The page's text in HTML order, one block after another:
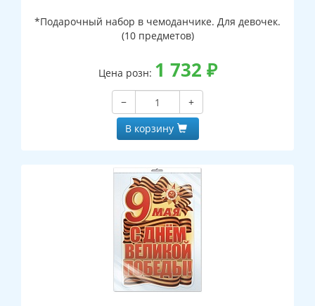
*Подарочный набор в чемоданчике. Для девочек.
(10 предметов)
Цена розн: 1 732 ₽
−
+
В корзину